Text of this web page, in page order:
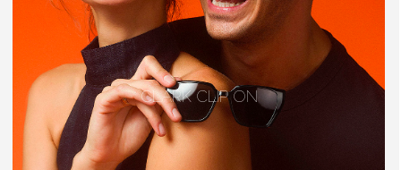
CLARK CLIP ON